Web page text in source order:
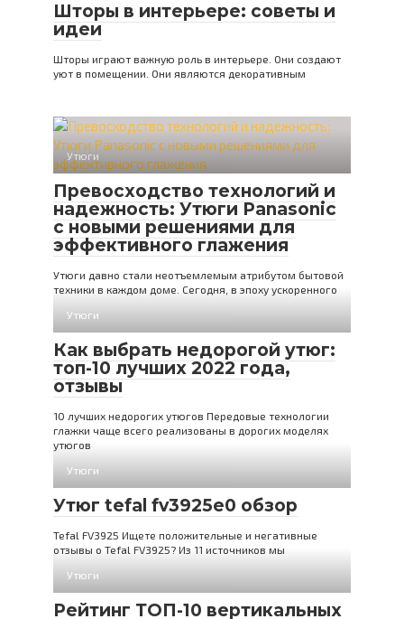
Шторы в интерьере: советы и
идеи
Шторы играют важную роль в интерьере. Они создают
уют в помещении. Они являются декоративным
Утюги
Превосходство технологий и
надежность: Утюги Panasonic
с новыми решениями для
эффективного глажения
Утюги давно стали неотъемлемым атрибутом бытовой
техники в каждом доме. Сегодня, в эпоху ускоренного
Утюги
Как выбрать недорогой утюг:
топ-10 лучших 2022 года,
отзывы
10 лучших недорогих утюгов Передовые технологии
глажки чаще всего реализованы в дорогих моделях
утюгов
Утюги
Утюг tefal fv3925e0 обзор
Tefal FV3925 Ищете положительные и негативные
отзывы о Tefal FV3925? Из 11 источников мы
Утюги
Рейтинг ТОП-10 вертикальных